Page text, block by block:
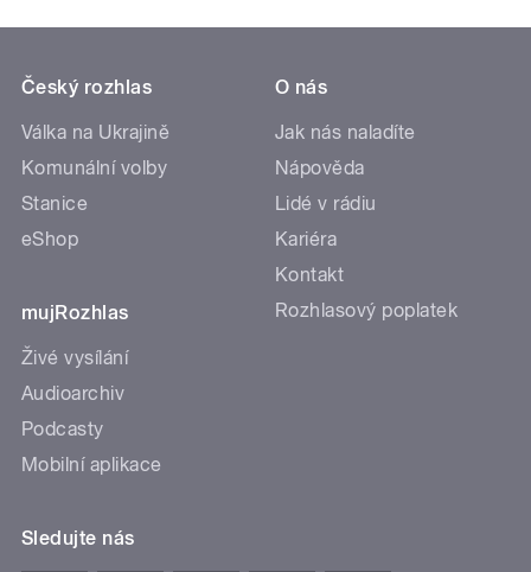
Český rozhlas
Válka na Ukrajině
Komunální volby
Stanice
eShop
mujRozhlas
Živé vysílání
Audioarchiv
Podcasty
Mobilní aplikace
O nás
Jak nás naladíte
Nápověda
Lidé v rádiu
Kariéra
Kontakt
Rozhlasový poplatek
Sledujte nás